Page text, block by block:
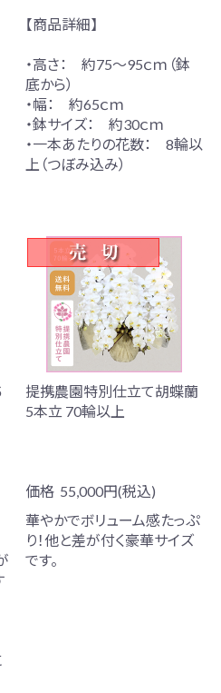
【商品詳細】
・高さ： 約75～95ｃｍ（鉢
底から）
・幅： 約65ｃｍ
・鉢サイズ： 約30ｃｍ
・一本あたりの花数： 8輪以
上（つぼみ込み）
提携農園特別仕立て胡蝶蘭
5本立 70輪以上
価格 55,000円(税込)
華やかでボリューム感たっぷ
り！他と差が付く豪華サイズ
です。